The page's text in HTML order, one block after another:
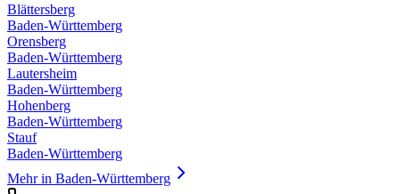
Blättersberg
Baden-Württemberg
Orensberg
Baden-Württemberg
Lautersheim
Baden-Württemberg
Hohenberg
Baden-Württemberg
Stauf
Baden-Württemberg
Mehr in Baden-Württemberg